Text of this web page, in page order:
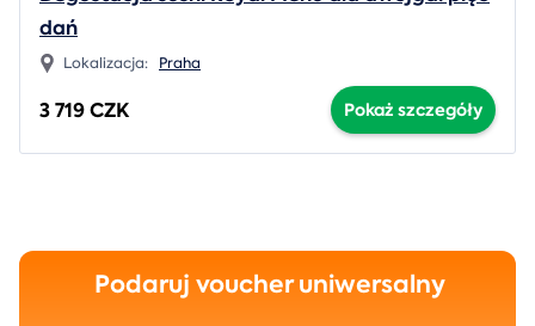
dań
Lokalizacja: Praha
3 719 CZK Pokaż szczegóły
Podaruj voucher uniwersalny